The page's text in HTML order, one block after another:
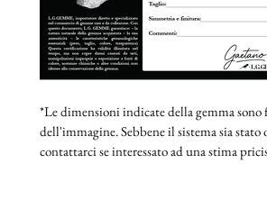
*Le dimensioni indicate della gemma
dell'immagine. Sebbene il sistema sia
contattarci se interessato ad una stima